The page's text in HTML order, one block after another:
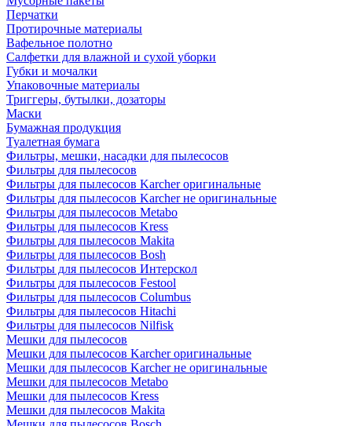
Перчатки
Протирочные материалы
Вафельное полотно
Салфетки для влажной и сухой уборки
Губки и мочалки
Упаковочные материалы
Триггеры, бутылки, дозаторы
Маски
Бумажная продукция
Туалетная бумага
Фильтры, мешки, насадки для пылесосов
Фильтры для пылесосов
Фильтры для пылесосов Karcher оригинальные
Фильтры для пылесосов Karcher не оригинальные
Фильтры для пылесосов Metabo
Фильтры для пылесосов Kress
Фильтры для пылесосов Makita
Фильтры для пылесосов Bosh
Фильтры для пылесосов Интерскол
Фильтры для пылесосов Festool
Фильтры для пылесосов Columbus
Фильтры для пылесосов Hitachi
Фильтры для пылесосов Nilfisk
Мешки для пылесосов
Мешки для пылесосов Karcher оригинальные
Мешки для пылесосов Karcher не оригинальные
Мешки для пылесосов Metabo
Мешки для пылесосов Kress
Мешки для пылесосов Makita